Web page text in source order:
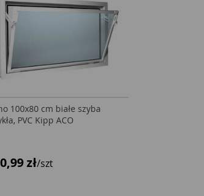
100x80 cm białe szyba
PVC Kipp ACO
zł/szt